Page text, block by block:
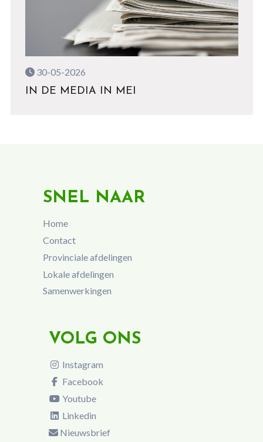
30-05-2026
IN DE MEDIA IN MEI
SNEL NAAR
Home
Contact
Provinciale afdelingen
Lokale afdelingen
Samenwerkingen
VOLG ONS
Instagram
Facebook
Youtube
Linkedin
Nieuwsbrief